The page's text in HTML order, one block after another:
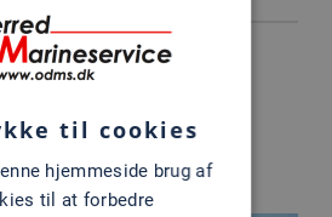
til cookies
hjemmeside brug af
til at forbedre